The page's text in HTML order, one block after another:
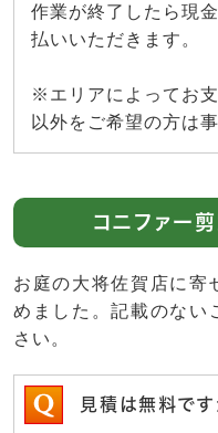
作業が終了したら現
払いいただきます。
※エリアによってお
以外をご希望の方は
コニファー
お庭の大将佐賀店に寄
めました。記載のない
さい。
見積は無料です